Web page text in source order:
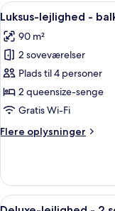
balkon
Indlæs
alle
billeder
af
Luksus-
lejlighed
-
-
gårdsplads
35
Luksus-lejlighed -
90 m²
2 soveværelser
Plads til 4 personer
2 queensize-senge
Gratis Wi-Fi
Flere oplysninger
Flere
lejlighed
balkon
Indlæs
26